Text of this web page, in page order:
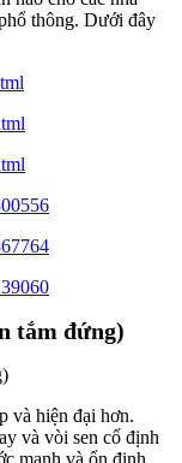
thông. Dưới đây
tắm đứng)
và hiện đại hơn.
và vòi sen cố định
mạnh và ổn định.